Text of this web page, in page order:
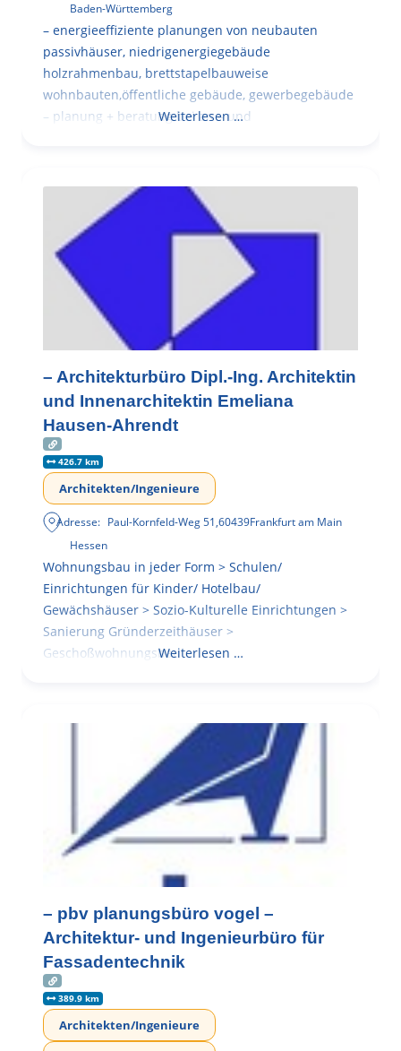
Baden-Württemberg
– energieeffiziente planungen von neubauten
passivhäuser, niedrigenergiegebäude
holzrahmenbau, brettstapelbauweise
wohnbauten,öffentliche gebäude, gewerbegebäude
– planung + beratung bei an – und
Weiterlesen …
– Architekturbüro Dipl.-Ing. Architektin
und Innenarchitektin Emeliana
Hausen-Ahrendt
426.7 km
Architekten/Ingenieure
Adresse: Paul-Kornfeld-Weg 51,60439Frankfurt am Main
Hessen
Wohnungsbau in jeder Form > Schulen/
Einrichtungen für Kinder/ Hotelbau/
Gewächshäuser > Sozio-Kulturelle Einrichtungen >
Sanierung Gründerzeithäuser >
GeschoßwohnungsbauWeiterlesen …
– pbv planungsbüro vogel –
Architektur- und Ingenieurbüro für
Fassadentechnik
389.9 km
Architekten/Ingenieure